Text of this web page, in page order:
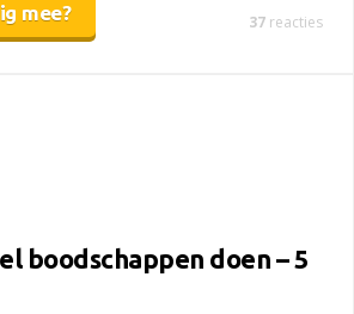
mee? 37 reacties
boodschappen doen – 5